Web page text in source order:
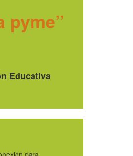
pyme”
Educativa
para